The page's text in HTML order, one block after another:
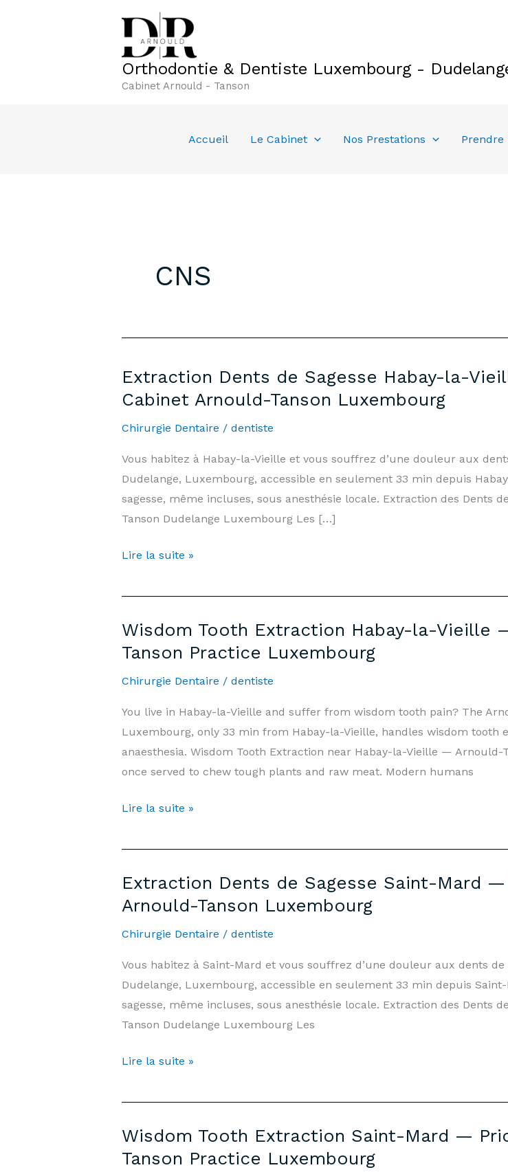
Orthodontie & Dentiste Luxembourg -
Cabinet Arnould - Tanson
Accueil Le Cabinet Nos Prestations Prendre
CNS
Extraction Dents de Sagesse Habay-la-
Cabinet Arnould-Tanson Luxembourg
Chirurgie Dentaire / dentiste
Vous habitez à Habay-la-Vieille et vous souffrez d’une douleur aux
Dudelange, Luxembourg, accessible en seulement 33 min depuis
sagesse, même incluses, sous anesthésie locale. Extraction des Dents
Tanson Dudelange Luxembourg Les […]
Extraction
de
Habay-
la-
Vieille
Prix
&
Informations
|
Arnould-
Luxembourg
Lire la suite »
Wisdom Tooth Extraction Habay-la-Vieille
Tanson Practice Luxembourg
Chirurgie Dentaire / dentiste
You live in Habay-la-Vieille and suffer from wisdom tooth pain? The
Luxembourg, only 33 min from Habay-la-Vieille, handles wisdom tooth
anaesthesia. Wisdom Tooth Extraction near Habay-la-Vieille —
once served to chew tough plants and raw meat. Modern humans
Wisdom
Extraction
la-
Vieille
—
&
Information
|
Arnould-
Practice
Lire la suite »
Extraction Dents de Sagesse Saint-Mard
Arnould-Tanson Luxembourg
Chirurgie Dentaire / dentiste
Vous habitez à Saint-Mard et vous souffrez d’une douleur aux dents
Dudelange, Luxembourg, accessible en seulement 33 min depuis
sagesse, même incluses, sous anesthésie locale. Extraction des Dents
Tanson Dudelange Luxembourg Les
Extraction
de
Saint-
Mard
Lire la suite »
Wisdom Tooth Extraction Saint-Mard —
Tanson Practice Luxembourg